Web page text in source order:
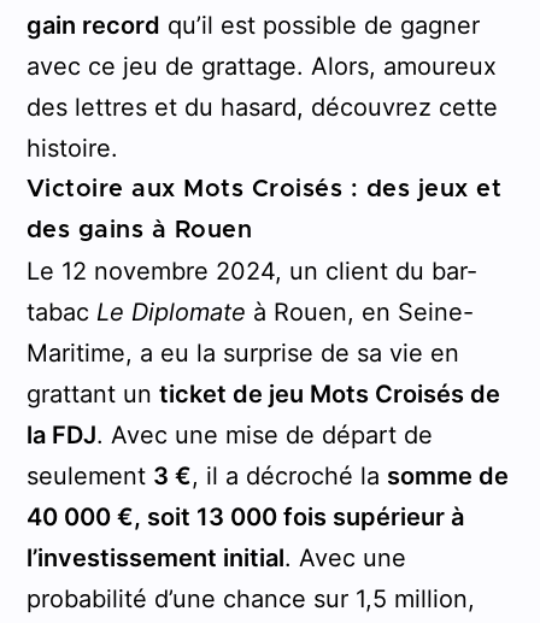
gain record qu’il est possible de gagner
avec ce jeu de grattage. Alors, amoureux
des lettres et du hasard, découvrez cette
histoire.
Victoire aux Mots Croisés : des jeux et
des gains à Rouen
Le 12 novembre 2024, un client du bar-
tabac Le Diplomate à Rouen, en Seine-
Maritime, a eu la surprise de sa vie en
grattant un ticket de jeu Mots Croisés de
la FDJ. Avec une mise de départ de
seulement 3 €, il a décroché la somme de
40 000 €, soit 13 000 fois supérieur à
l’investissement initial. Avec une
probabilité d’une chance sur 1,5 million,